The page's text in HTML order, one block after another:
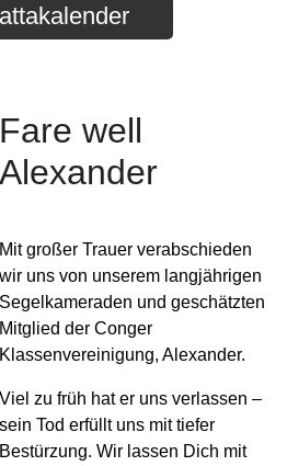
Fare well
Alexander
Mit großer Trauer verabschieden
wir uns von unserem langjährigen
Segelkameraden und geschätzten
Mitglied der Conger
Klassenvereinigung, Alexander.
Viel zu früh hat er uns verlassen –
sein Tod erfüllt uns mit tiefer
Bestürzung. Wir lassen Dich mit